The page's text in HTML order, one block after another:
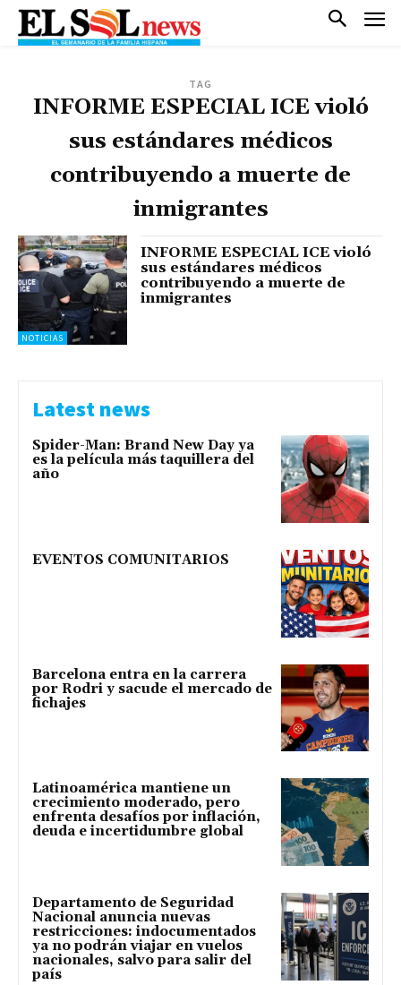
TAG
INFORME ESPECIAL ICE violó
sus estándares médicos
contribuyendo a muerte de
inmigrantes
NOTICIAS
INFORME ESPECIAL ICE violó
sus estándares médicos
contribuyendo a muerte de
inmigrantes
Latest news
Spider-Man: Brand New Day ya
es la película más taquillera del
año
EVENTOS COMUNITARIOS
Barcelona entra en la carrera
por Rodri y sacude el mercado de
fichajes
Latinoamérica mantiene un
crecimiento moderado, pero
enfrenta desafíos por inflación,
deuda e incertidumbre global
Departamento de Seguridad
Nacional anuncia nuevas
restricciones: indocumentados
ya no podrán viajar en vuelos
nacionales, salvo para salir del
país